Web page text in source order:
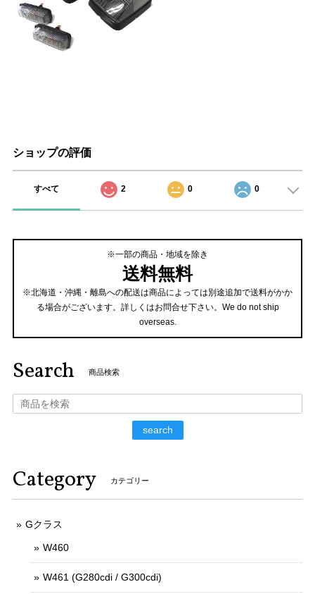
ショップの評価
すべて 2 0 0
※一部の商品・地域を除き
送料無料
※北海道・沖縄・離島への配送は商品によっては別途追加で送料がかか
る場合がございます。詳しくはお問合せ下さい。We do not ship
overseas.
Search 商品検索
search
Category カテゴリー
Gクラス
W460
W461 (G280cdi / G300cdi)